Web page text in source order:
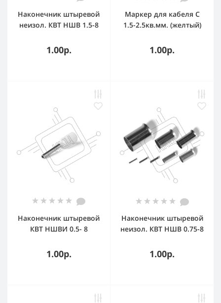
Наконечник штыревой
неизол. КВТ НШВ 1.5-8
1.00р.
Маркер для кабеля C
1.5-2.5кв.мм. (желтый)
1.00р.
Наконечник штыревой
КВТ НШВИ 0.5- 8
1.00р.
Наконечник штыревой
неизол. КВТ НШВ 0.75-8
1.00р.